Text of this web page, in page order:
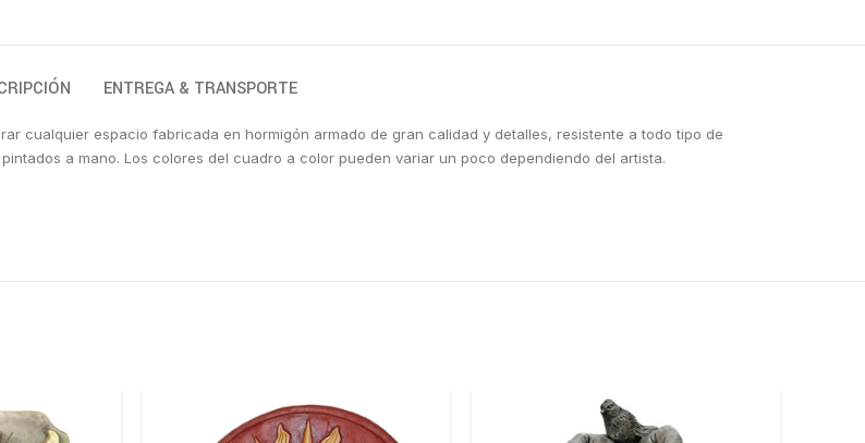
ENTREGA & TRANSPORTE
cualquier espacio fabricada en hormigón armado de gran calidad y detalles, resistente a todo tipo de
a mano. Los colores del cuadro a color pueden variar un poco dependiendo del artista.